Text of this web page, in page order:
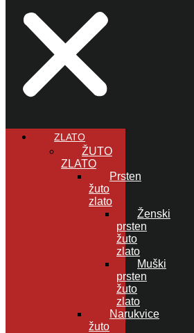
ZLATO
ŽUTO
ZLATO
Prsten
žuto
zlato
Ženski
prsten
žuto
zlato
Muški
prsten
žuto
zlato
Narukvice
žuto